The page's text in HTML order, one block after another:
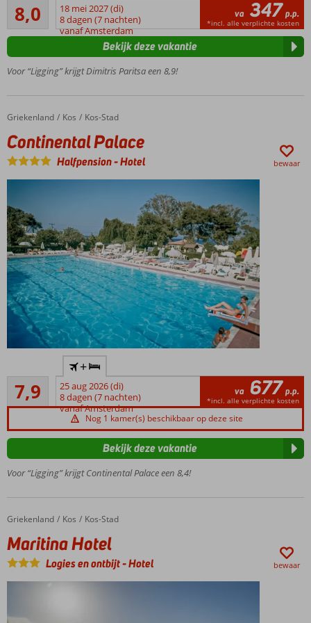
het strand
op
loopafstand
uitvalsbasis
door een
familie
8,0
Zeer goed
76
beoordelingen
18 mei 2027 (di)
8 dagen (7 nachten)
vanaf Amsterdam
va 347 p.p.
*incl. alle verplichte kosten
Voor “Ligging” krijgt Dimitris Paritsa een 8,9!
Bekijk deze vakantie
Home
Griekenland Kos Kos-Stad
Continental Palace
Continental Palace
Halfpension-Hotel bewaar
strand
Historisch
centrum
op 2 km
zwembad
7,9
37
beoordelingen
+
25 aug 2026 (di)
8 dagen (7 nachten)
vanaf Amsterdam
va 677 p.p.
*incl. alle verplichte kosten
Nog 1 kamer(s) beschikbaar op deze site
Voor “Ligging” krijgt Continental Palace een 8,4!
Bekijk deze vakantie
Home
Griekenland Kos Kos-Stad
Maritina Hotel
Maritina Hotel
Logies en ontbijt-Hotel bewaar